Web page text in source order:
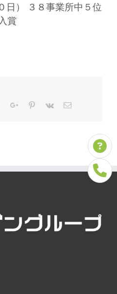
日） ３８事業所中５位
入賞
TumblrGoogle+Pinterest
Vk Email